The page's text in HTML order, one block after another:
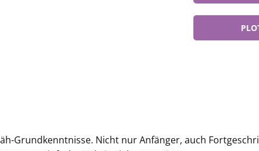
Grundkenntnisse. Nicht nur Anfänger, auch